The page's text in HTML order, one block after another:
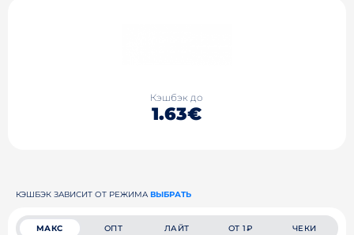
Кэшбэк до
1.63€
КЭШБЭК ЗАВИСИТ ОТ РЕЖИМА ВЫБРАТЬ
МАКС ОПТ ЛАЙТ ОТ 1₽ ЧЕКИ